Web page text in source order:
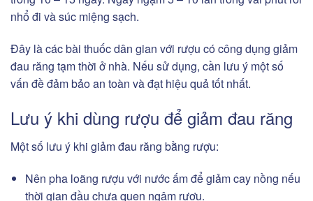
nhổ đi và súc miệng sạch.
Đây là các bài thuốc dân gian với rượu có công dụng giảm
đau răng tạm thời ở nhà. Nếu sử dụng, cần lưu ý một số
vấn đề đảm bảo an toàn và đạt hiệu quả tốt nhất.
Lưu ý khi dùng rượu để giảm đau răng
Một số lưu ý khi giảm đau răng bằng rượu:
Nên pha loãng rượu với nước ấm để giảm cay nồng nếu
thời gian đầu chưa quen ngậm rượu.